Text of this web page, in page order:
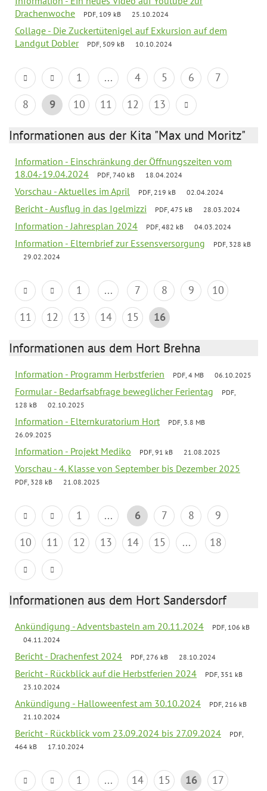
Drachenwoche
PDF, 109 kB 25.10.2024
Collage - Die Zuckertütenigel auf Exkursion auf dem
Landgut Dobler
PDF, 509 kB 10.10.2024
1 ... 4 5 6
7
8
9 10 11 12 13
Informationen aus der Kita "Max und Moritz"
Information - Einschränkung der Öffnungszeiten vom
18.04.-19.04.2024
PDF, 740 kB 18.04.2024
Vorschau - Aktuelles im April PDF, 219 kB 02.04.2024
Bericht - Ausflug in das Igelmizzi PDF, 475 kB 28.03.2024
Information - Jahresplan 2024 PDF, 482 kB 04.03.2024
Information - Elternbrief zur Essensversorgung
PDF, 328 kB
29.02.2024
1 ... 7 8 9
10
11
12 13 14 15 16
Informationen aus dem Hort Brehna
Information - Programm Herbstferien PDF, 4 MB 06.10.2025
Formular - Bedarfsabfrage beweglicher Ferientag
PDF,
128 kB
02.10.2025
Information - Elternkuratorium Hort
PDF, 3.8 MB
26.09.2025
Information - Projekt Mediko PDF, 91 kB 21.08.2025
Vorschau - 4. Klasse von September bis Dezember 2025
PDF, 328 kB 21.08.2025
1 ... 6 7 8
9
10
11 12 13 14 15 ... 18
Informationen aus dem Hort Sandersdorf
Ankündigung - Adventsbasteln am 20.11.2024
PDF, 106 kB
04.11.2024
Bericht - Drachenfest 2024 PDF, 276 kB 28.10.2024
Bericht - Rückblick auf die Herbstferien 2024
PDF, 351 kB
23.10.2024
Ankündigung - Halloweenfest am 30.10.2024
PDF, 216 kB
21.10.2024
Bericht - Rückblick vom 23.09.2024 bis 27.09.2024
PDF,
464 kB
17.10.2024
1 ... 14 15 16
17